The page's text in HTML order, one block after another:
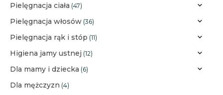
Pielęgnacja ciała (47)
Pielęgnacja włosów (36)
Pielęgnacja rąk i stóp (11)
Higiena jamy ustnej (12)
Dla mamy i dziecka (6)
Dla mężczyzn (4)